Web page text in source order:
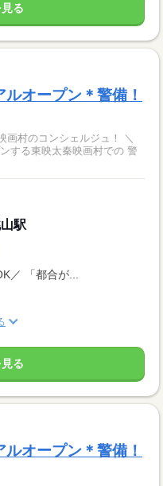
る
オープン＊警備！
画村のコンシェルジュ！ ＼
する東映太秦映画村での 警
駅
／ 「都合が...
る
オープン＊警備！